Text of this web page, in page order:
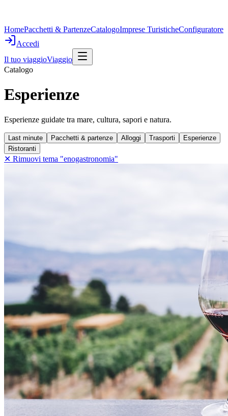
HomePacchetti & PartenzeCatalogoImprese TuristicheConfiguratore
Accedi
Il tuo viaggioViaggio
Catalogo
Esperienze
Esperienze guidate tra mare, cultura, sapori e natura.
Last minute Pacchetti & partenze Alloggi Trasporti
Esperienze
Ristoranti
✕ Rimuovi tema "enogastronomia"